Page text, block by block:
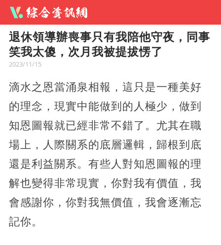
退休領導辦喪事只有我陪他守夜，同事
笑我太傻，次月我被提拔愣了
2023/11/15
滴水之恩當涌泉相報，這只是一種美好
的理念，現實中能做到的人極少，做到
知恩圖報就已經非常不錯了。尤其在職
場上，人際關系的底層邏輯，歸根到底
還是利益關系。有些人對知恩圖報的理
解也變得非常現實，你對我有價值，我
會感謝你，你對我無價值，我會逐漸忘
記你。